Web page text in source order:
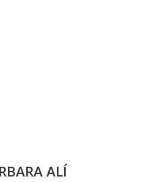
ALÍ